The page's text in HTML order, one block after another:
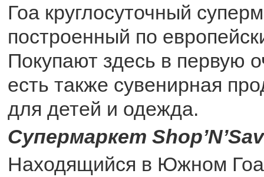
Гоа круглосуточный
построенный по
Покупают здесь в первую
есть также сувенирная
для детей и одежда.
Супермаркет
Находящийся в Южном